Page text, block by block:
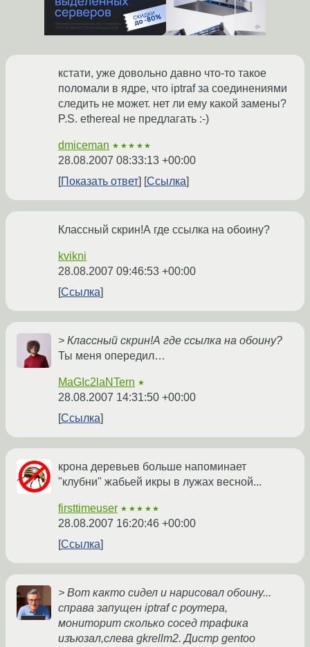
кстати, уже довольно давно что-то такое
поломали в ядре, что iptraf за соединениями
следить не может. нет ли ему какой замены?
P.S. ethereal не предлагать :-)
dmiceman ★★★★★
28.08.2007 08:33:13 +00:00
Показать ответ
Ссылка
Классный скрин!А где ссылка на обоину?
kvikni
28.08.2007 09:46:53 +00:00
Ссылка
> Классный скрин!А где ссылка на обоину?
Ты меня опередил…
MaGIc2laNTern ★
28.08.2007 14:31:50 +00:00
Ссылка
крона деревьев больше напоминает
"клубни" жабьей икры в лужах весной...
firsttimeuser ★★★★★
28.08.2007 16:20:46 +00:00
Ссылка
> Вот както сидел и нарисовал обоину...
справа запущен iptraf с роутера,
мониторит сколько сосед трафика
изъюзал,слева gkrellm2. Дистр gentoo